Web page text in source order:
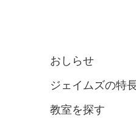
おしらせ
ジェイムズの特
教室を探す